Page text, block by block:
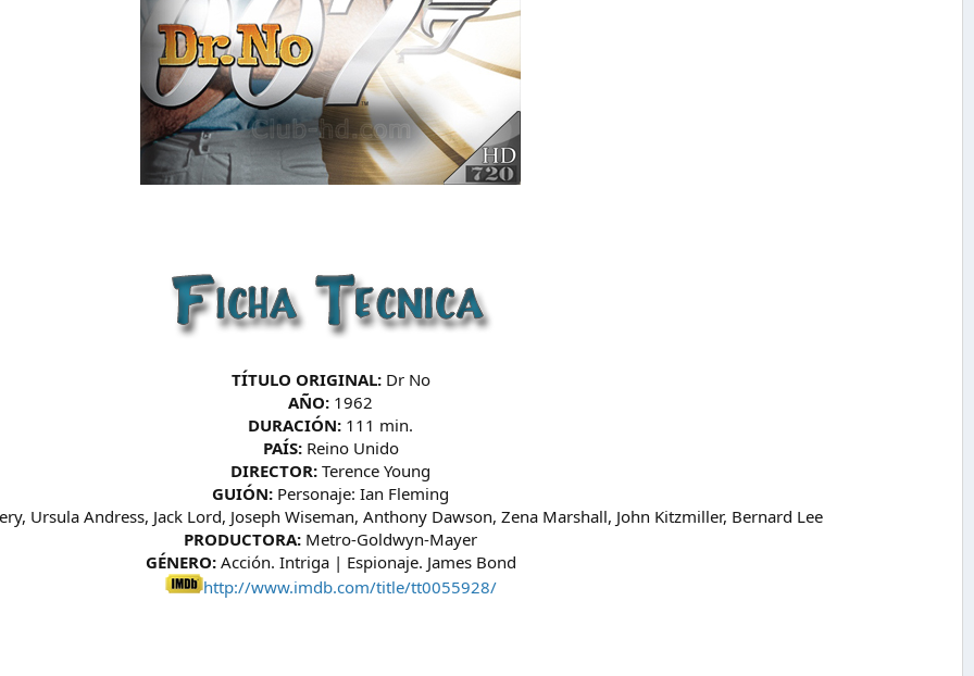
TÍTULO ORIGINAL:Dr No
AÑO: 1962
DURACIÓN: 111 min.
PAÍS:Reino Unido
DIRECTOR: Terence Young
GUIÓN: Personaje: Ian Fleming
Ursula Andress, Jack Lord, Joseph Wiseman, Anthony Dawson, Zena Marshall, John Kitzmiller, Bernard Lee
PRODUCTORA: Metro-Goldwyn-Mayer
GÉNERO:Acción. Intriga | Espionaje. James Bond
http://www.imdb.com/title/tt0055928/